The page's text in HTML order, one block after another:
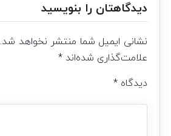
دیدگاهتان را بنویسید
نشانی ایمیل شما منتشر نخواهد شد.
علامت‌گذاری شده‌اند *
دیدگاه *